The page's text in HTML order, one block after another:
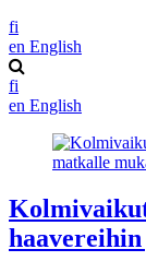
fi
en English
fi
en English